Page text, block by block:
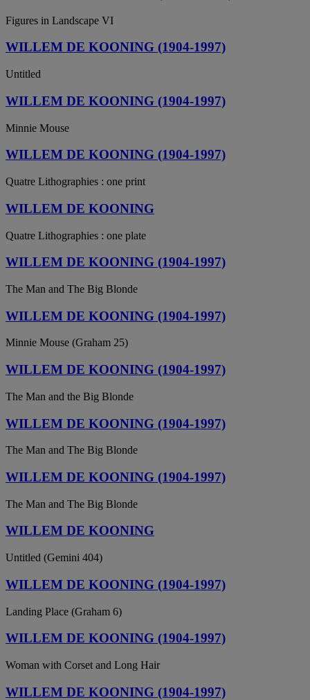
Figures in Landscape VI
WILLEM DE KOONING (1904-1997)
Untitled
WILLEM DE KOONING (1904-1997)
Minnie Mouse
WILLEM DE KOONING (1904-1997)
Quatre Lithographies : one print
WILLEM DE KOONING
Quatre Lithographies : one plate
WILLEM DE KOONING (1904-1997)
The Man and The Big Blonde
WILLEM DE KOONING (1904-1997)
Minnie Mouse (Graham 25)
WILLEM DE KOONING (1904-1997)
The Man and the Big Blonde
WILLEM DE KOONING (1904-1997)
The Man and The Big Blonde
WILLEM DE KOONING (1904-1997)
The Man and The Big Blonde
WILLEM DE KOONING
Untitled (Gemini 404)
WILLEM DE KOONING (1904-1997)
Landing Place (Graham 6)
WILLEM DE KOONING (1904-1997)
Woman with Corset and Long Hair
WILLEM DE KOONING (1904-1997)